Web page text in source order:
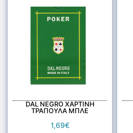
DAL NEGRO ΧΑΡΤΙΝΗ
ΤΡΑΠΟΥΛΑ ΜΠΛΕ
1,69€